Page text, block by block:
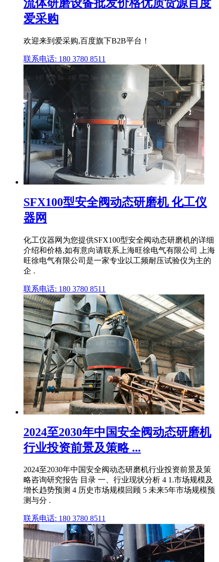
流体研磨设备批发价格优质货源百度
爱采购
欢迎来到爱采购,百度旗下B2B平台！
联系电话: 180 3780 8511
SFX100型安全阀动态研磨机 化工仪
器网
化工仪器网为您提供SFX100型安全阀动态研磨机的详细
介绍和价格,如有意向请联系上海旺徐电气有限公司 上海
旺徐电气有限公司是一家专业以工频耐压试验仪为主的
企 .
联系电话: 180 3780 8511
2024至2030年中国安全阀动态研磨机
行业投资前景及策略 ...
2024至2030年中国安全阀动态研磨机行业投资前景及策
略咨询研究报告 目录 一、行业现状分析 4 1.市场规模及
增长趋势预测 4 历史市场规模回顾 5 未来5年市场规模预
测与分 .
联系电话: 180 3780 8511